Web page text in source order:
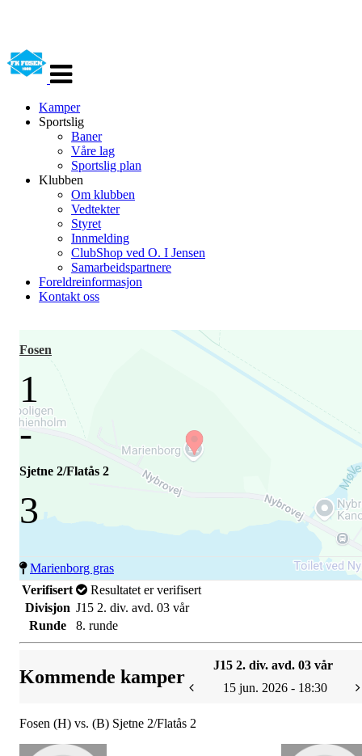
navigasjon
Kamper
Sportslig
Baner
Våre lag
Sportslig plan
Klubben
Om klubben
Vedtekter
Styret
Innmelding
ClubShop ved O. I Jensen
Samarbeidspartnere
Foreldreinformasjon
Kontakt oss
Fosen
1
-
Sjetne 2/Flatås 2
3
Marienborg gras
Verifisert
Resultatet er verifisert
Divisjon J15 2. div. avd. 03 vår
Runde
8. runde
Kommende kamper
J15 2. div. avd. 03 vår
15 jun. 2026 - 18:30
Fosen (H) vs. (B) Sjetne 2/Flatås 2